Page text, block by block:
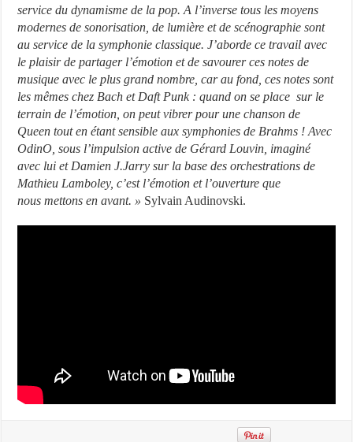
service du dynamisme de la pop. A l’inverse tous les moyens
modernes de sonorisation, de lumière et de scénographie sont
au service de la symphonie classique. J’aborde ce travail avec
le plaisir de partager l’émotion et de savourer ces notes de
musique avec le plus grand nombre, car au fond, ces notes sont
les mêmes chez Bach et Daft Punk : quand on se place sur le
terrain de l’émotion, on peut vibrer pour une chanson de
Queen tout en étant sensible aux symphonies de Brahms !Avec
OdinO, sous l’impulsion active de Gérard Louvin, imaginé
avec lui et Damien J.Jarry sur la base des orchestrations de
Mathieu Lamboley, c’est l’émotion et l’ouverture que
nous mettons en avant. » Sylvain Audinovski.